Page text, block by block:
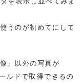
うのが初めてにして
』以外の写真が
ルドで取得できるの